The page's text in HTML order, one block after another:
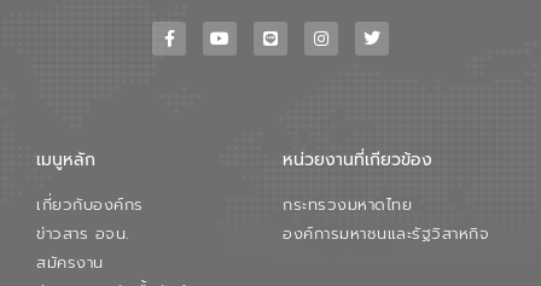
เพื่อสนับสนุนการพัฒนาเมืองอย่างยั่งยืน
ขณะที่ นายบดินทร์ อุดล กรรมการผู้อำนวย
สมดุลทางเศรษฐกิจและสิ่งแวดล้อมได้อย่าง
ภาคเอกชนในครั้งนี้ นับเป็นก้าวสำคัญของ
องค์การจัดการน้ำเสีย (อจน.) ในการร่วมวาง
เมนูหลัก
เกี่ยวกับองค์กร
ข่าวสาร อจน.
สมัครงาน
หน่วยงานที่เกียวข้อง
กระทรวงมหาดไทย
องค์การมหาชนและรัฐวิสาหกิจ